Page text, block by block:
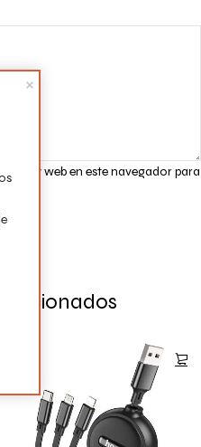
y web en este navegador para